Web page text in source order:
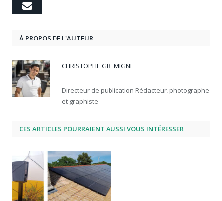
Email
À PROPOS DE L'AUTEUR
CHRISTOPHE GREMIGNI
Directeur de publication Rédacteur, photographe
et graphiste
CES ARTICLES POURRAIENT AUSSI VOUS INTÉRESSER